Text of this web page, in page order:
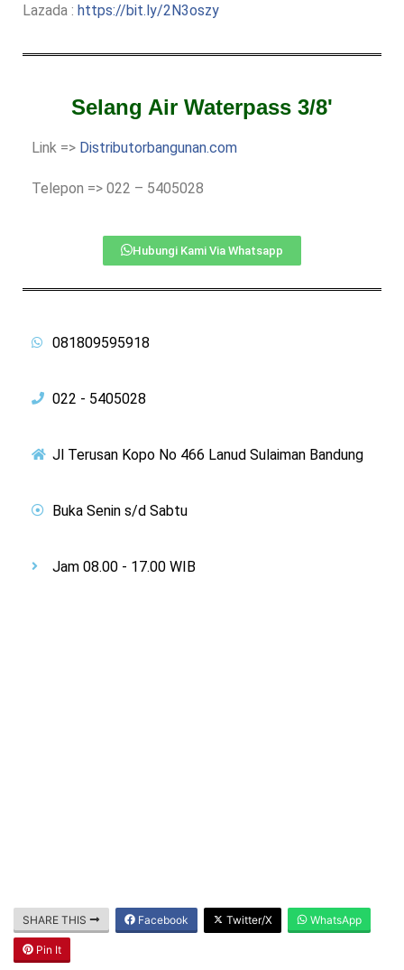
Lazada : https://bit.ly/2N3oszy
Selang Air Waterpass 3/8'
Link => Distributorbangunan.com
Telepon => 022 – 5405028
Hubungi Kami Via Whatsapp
081809595918
022 - 5405028
Jl Terusan Kopo No 466 Lanud Sulaiman Bandung
Buka Senin s/d Sabtu
Jam 08.00 - 17.00 WIB
SHARE THIS Facebook Twitter/X WhatsApp
Pin It